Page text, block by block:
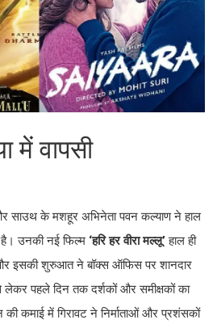
में वापसी
के मशहूर अभिनेता पवन कल्याण ने हाल
है। उनकी नई फिल्म ‘हरि हर वीरा मल्लू’ हाल ही
और इसकी शुरुआत ने बॉक्स ऑफिस पर शानदार
लेकर पहले दिन तक दर्शकों और समीक्षकों का
कमाई में गिरावट ने निर्माताओं और प्रशंसकों